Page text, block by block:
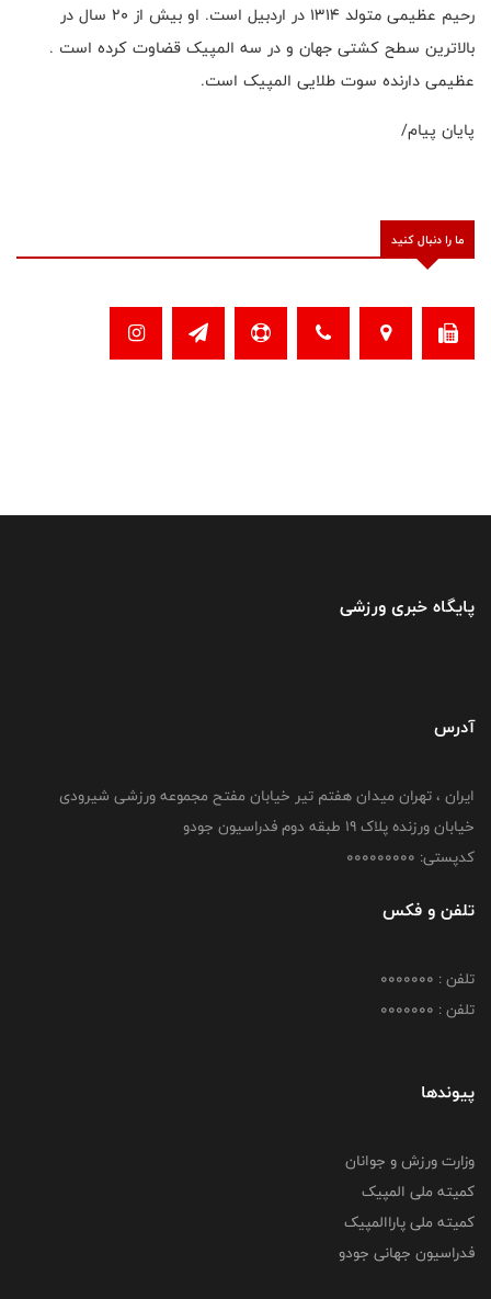
رحیم عظیمی متولد ۱۳۱۴ در اردبیل است. او بیش از ۲۰ سال در
بالاترین سطح کشتی جهان و در سه المپیک قضاوت کرده است .
عظیمی دارنده سوت طلایی المپیک است.
پایان پیام/
ما را دنبال کنید
پایگاه خبری ورزشی
آدرس
ایران ، تهران میدان هفتم تیر خیابان مفتح مجموعه ورزشی شیرودی
خیابان ورزنده پلاک ۱۹ طبقه دوم فدراسیون جودو
کدپستی: 000000000
تلفن و فکس
تلفن : 0000000
تلفن : 0000000
پیوندها
وزارت ورزش و جوانان
کمیته ملی المپیک
کمیته ملی پاراالمپیک
فدراسیون جهانی جودو